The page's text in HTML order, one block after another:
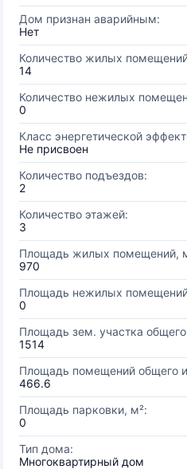
Дом признан аварийным:
Нет
Количество жилых
14
Количество нежилых
0
Класс энергетической
Не присвоен
Количество подъездов:
2
Количество этажей:
3
Площадь жилых помещений,
970
Площадь нежилых
0
Площадь зем. участка
1514
Площадь помещений общего
466.6
Площадь парковки, м²:
0
Тип дома:
Многоквартирный дом